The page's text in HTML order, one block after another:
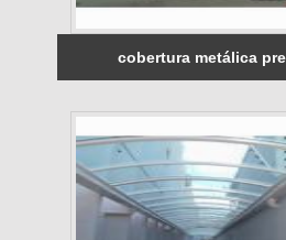
cobertura metálica